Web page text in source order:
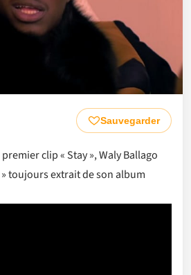
Sauvegarder
clip « Stay », Waly Ballago
toujours extrait de son album